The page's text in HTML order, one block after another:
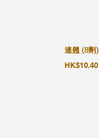
連翹 (8劑)
HK$10.40